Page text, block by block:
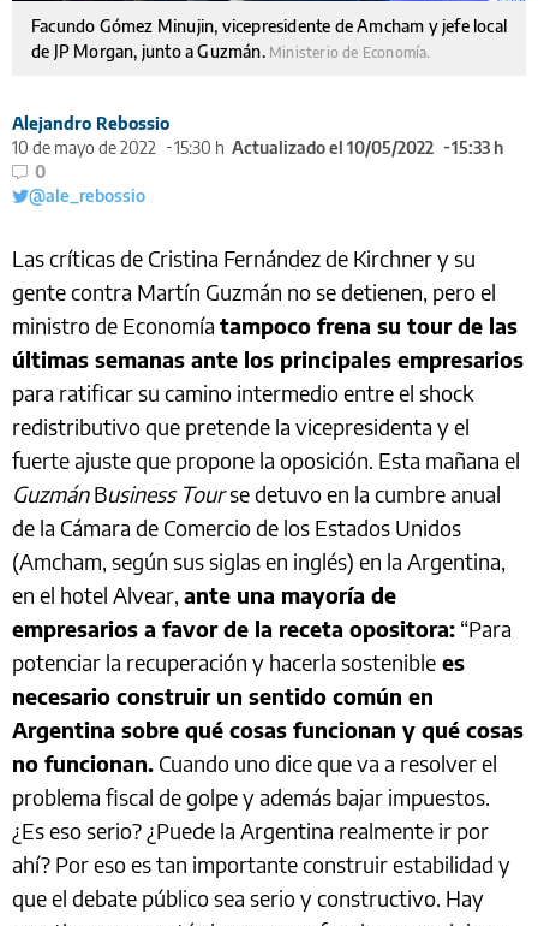
Facundo Gómez Minujin, vicepresidente de Amcham y jefe local
de JP Morgan, junto a Guzmán. Ministerio de Economía.
Alejandro Rebossio
10 de mayo de 2022
15:30 h Actualizado el 10/05/2022
15:33 h
0
@ale_rebossio
Las críticas de Cristina Fernández de Kirchner y su
gente contra Martín Guzmán no se detienen, pero el
ministro de Economía tampoco frena su tour de las
últimas semanas ante los principales empresarios
para ratificar su camino intermedio entre el shock
redistributivo que pretende la vicepresidenta y el
fuerte ajuste que propone la oposición. Esta mañana el
GuzmánBusiness Tourse detuvo en la cumbre anual
de la Cámara de Comercio de los Estados Unidos
(Amcham, según sus siglas en inglés) en la Argentina,
en el hotel Alvear, ante una mayoría de
empresarios a favor de la receta opositora: “Para
potenciar la recuperación y hacerla sostenible es
necesario construir un sentido común en
Argentina sobre qué cosas funcionan y qué cosas
no funcionan. Cuando uno dice que va a resolver el
problema fiscal de golpe y además bajar impuestos.
¿Es eso serio? ¿Puede la Argentina realmente ir por
ahí? Por eso es tan importante construir estabilidad y
que el debate público sea serio y constructivo. Hay